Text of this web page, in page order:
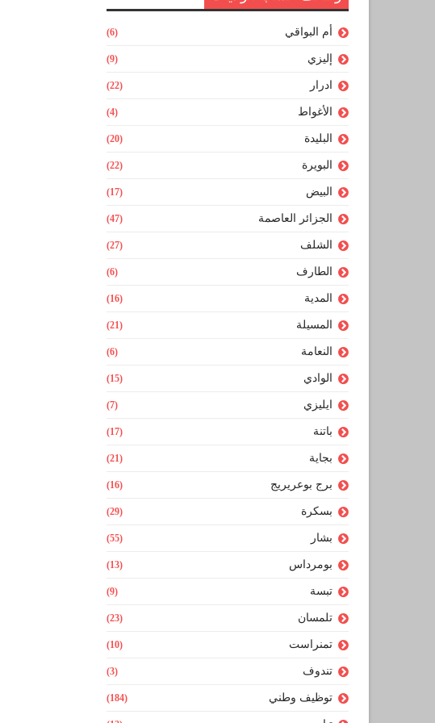
أم البواقي (6)
إليزي (9)
ادرار (22)
الأغواط (4)
البليدة (20)
البويرة (22)
البيض (17)
الجزائر العاصمة (47)
الشلف (27)
الطارف (6)
المدية (16)
المسيلة (21)
النعامة (6)
الوادي (15)
ايليزي (7)
باتنة (17)
بجاية (21)
برج بوعريريج (16)
بسكرة (29)
بشار (55)
بومرداس (13)
تبسة (9)
تلمسان (23)
تمنراست (10)
تندوف (3)
توظيف وطني (184)